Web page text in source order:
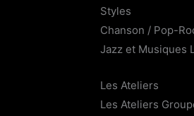
Styles
Chanson / Pop-
Jazz et Musiques
Les Ateliers
Les Ateliers